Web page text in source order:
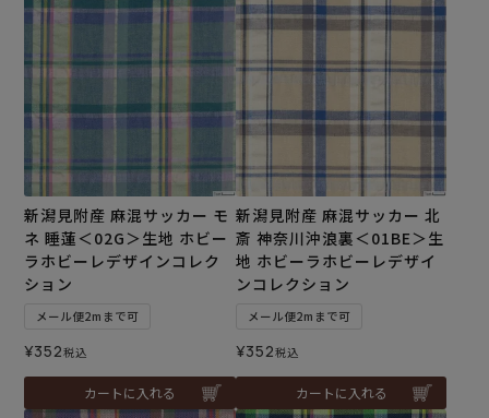
新潟見附産 麻混サッカー モ
ネ 睡蓮＜02G＞生地 ホビー
ラホビーレデザインコレク
ション
メール便2mまで可
¥352税込
カートに入れる
新潟見附産 麻混サッカー 北
斎 神奈川沖浪裏＜01BE＞生
地 ホビーラホビーレデザイ
ンコレクション
メール便2mまで可
¥352税込
カートに入れる